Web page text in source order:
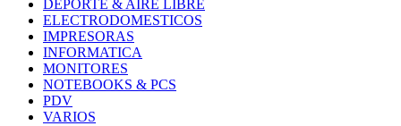
DEPORTE & AIRE LIBRE
ELECTRODOMESTICOS
IMPRESORAS
INFORMATICA
MONITORES
NOTEBOOKS & PCS
PDV
VARIOS